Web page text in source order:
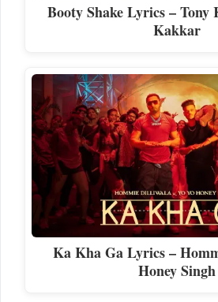
Booty Shake Lyrics – Tony
Kakkar
Ka Kha Ga Lyrics –
Honey Singh